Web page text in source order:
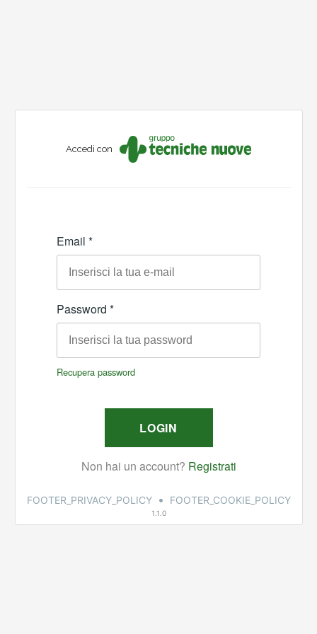
Accedi con
FOOTER_PRIVACY_POLICY • FOOTER_COOKIE_POLICY
1.1.0